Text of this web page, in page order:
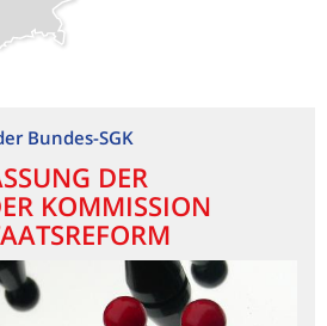
Bundes-SGK
DER
KOMMISSION